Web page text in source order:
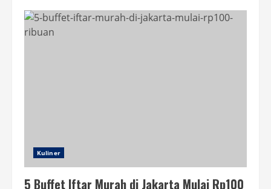
Kuliner
5 Buffet Iftar Murah di Jakarta Mulai Rp100